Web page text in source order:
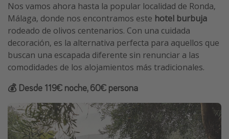
Nos vamos ahora hasta la popular localidad de Ronda,
Málaga, donde nos encontramos este hotel burbuja
rodeado de olivos centenarios. Con una cuidada
decoración, es la alternativa perfecta para aquellos que
buscan una escapada diferente sin renunciar a las
comodidades de los alojamientos más tradicionales.
💰 Desde 119€ noche, 60€ persona